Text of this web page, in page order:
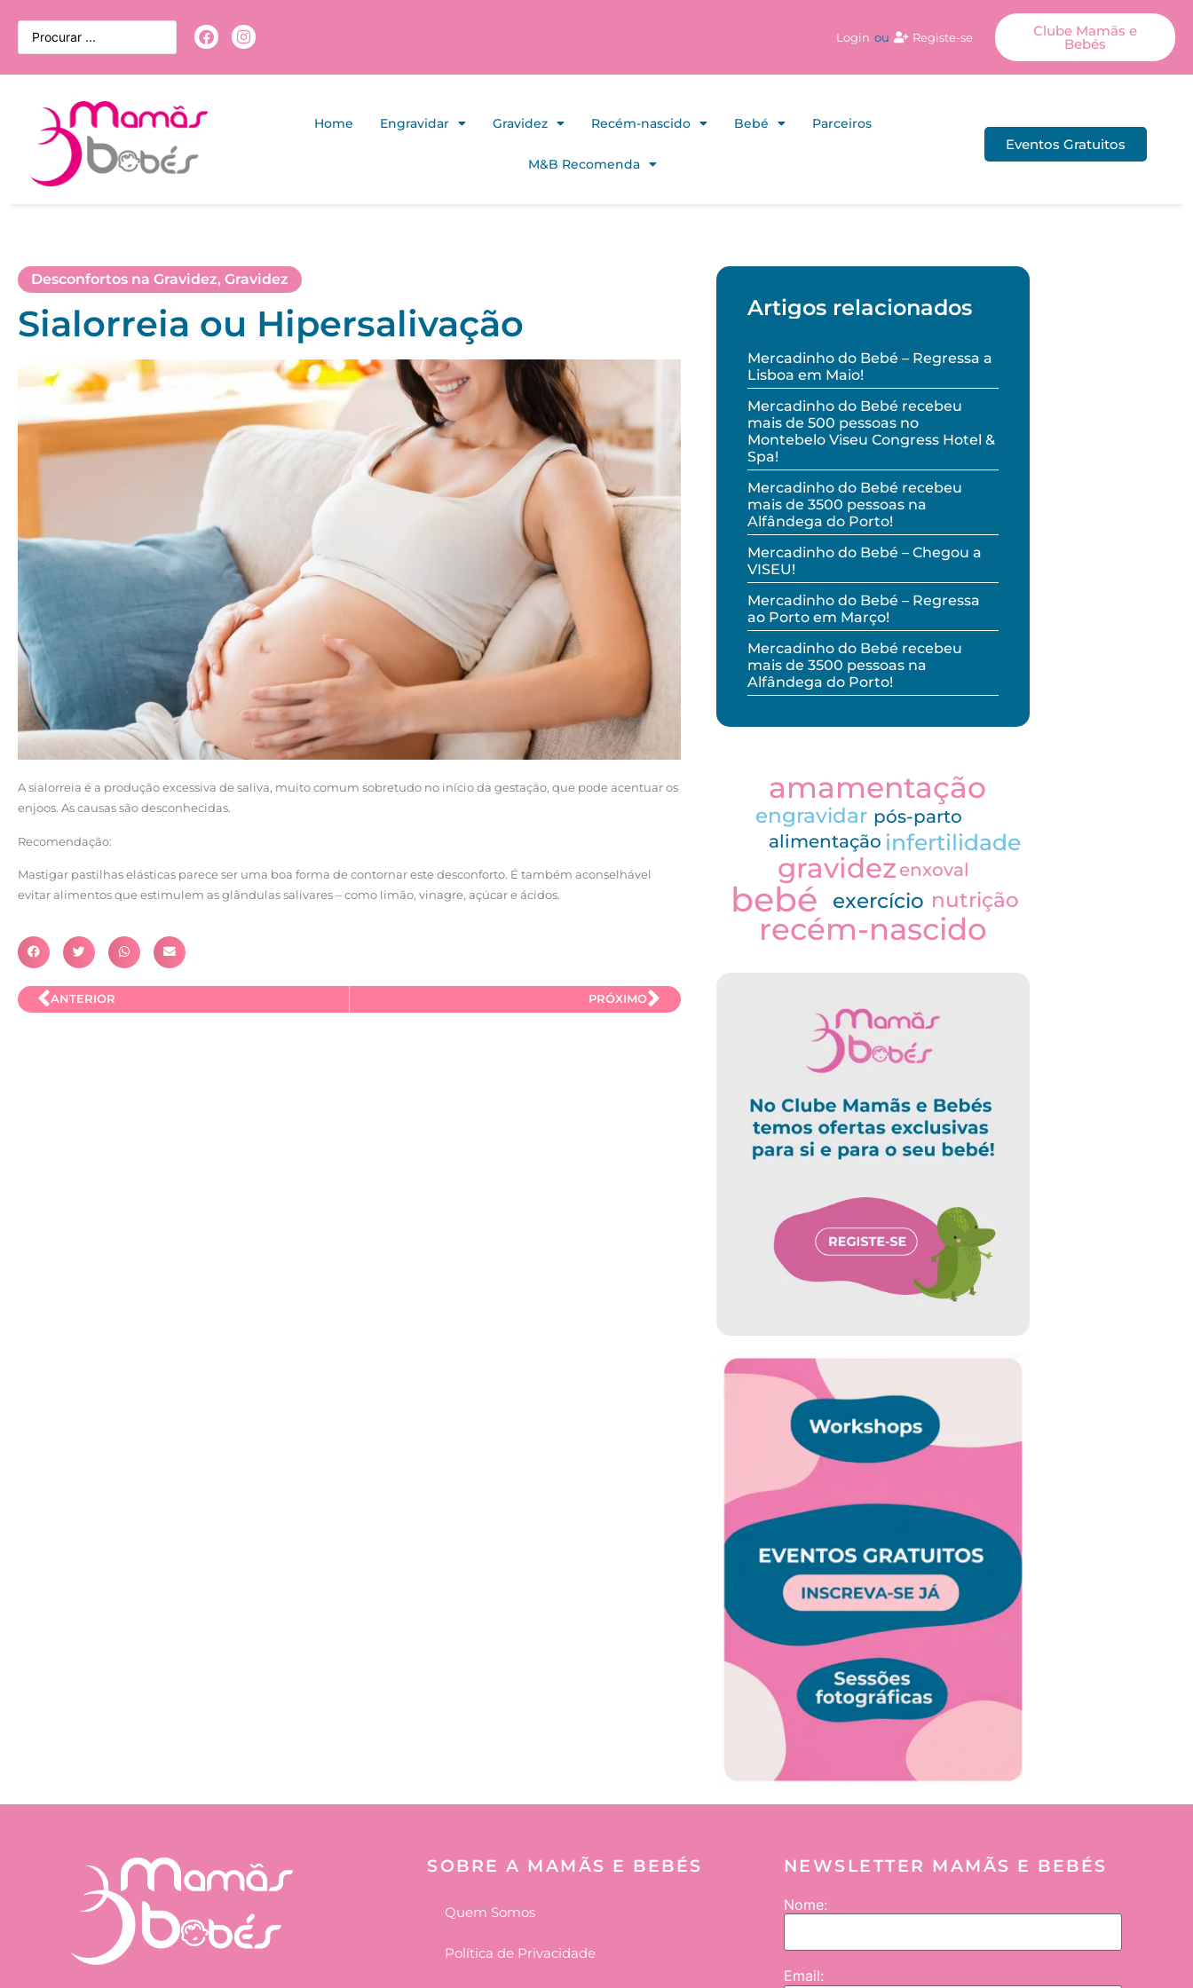
Login ou Registe-se Clube Mamãs e
Bebés
Home Engravidar Gravidez Recém-nascido Bebé Parceiros
M&B Recomenda
Eventos Gratuitos
Desconfortos na Gravidez, Gravidez
Sialorreia ou Hipersalivação
A sialorreia é a produção excessiva de saliva, muito comum sobretudo no início da gestação, que pode acentuar os
enjoos. As causas são desconhecidas.
Recomendação:
Mastigar pastilhas elásticas parece ser uma boa forma de contornar este desconforto. É também aconselhável
evitar alimentos que estimulem as glândulas salivares – como limão, vinagre, açúcar e ácidos.
ANTERIOR PRÓXIMO
Artigos relacionados
Mercadinho do Bebé – Regressa a
Lisboa em Maio!
Mercadinho do Bebé recebeu
mais de 500 pessoas no
Montebelo Viseu Congress Hotel &
Spa!
Mercadinho do Bebé recebeu
mais de 3500 pessoas na
Alfândega do Porto!
Mercadinho do Bebé – Chegou a
VISEU!
Mercadinho do Bebé – Regressa
ao Porto em Março!
Mercadinho do Bebé recebeu
mais de 3500 pessoas na
Alfândega do Porto!
amamentação
engravidar pós-parto
alimentação infertilidade
gravidez enxoval
bebé exercício nutrição
recém-nascido
SOBRE A MAMÃS E BEBÉS
Quem Somos
Política de Privacidade
NEWSLETTER MAMÃS E BEBÉS
Nome:
Email: